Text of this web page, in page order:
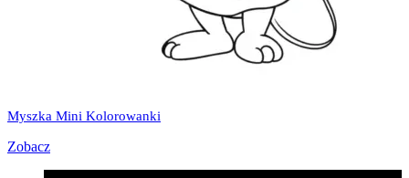
Myszka Mini Kolorowanki
Zobacz